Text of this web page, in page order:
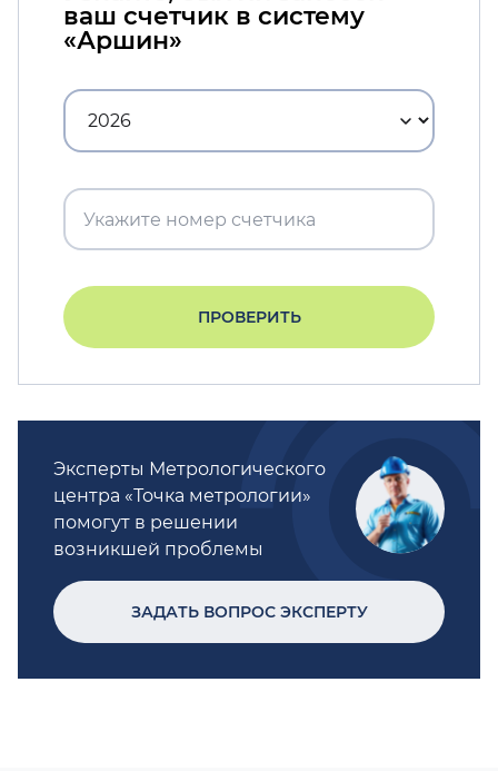
ваш счетчик в систему
«Аршин»
ПРОВЕРИТЬ
Эксперты Метрологического
центра «Точка метрологии»
помогут в решении
возникшей проблемы
ЗАДАТЬ ВОПРОС ЭКСПЕРТУ